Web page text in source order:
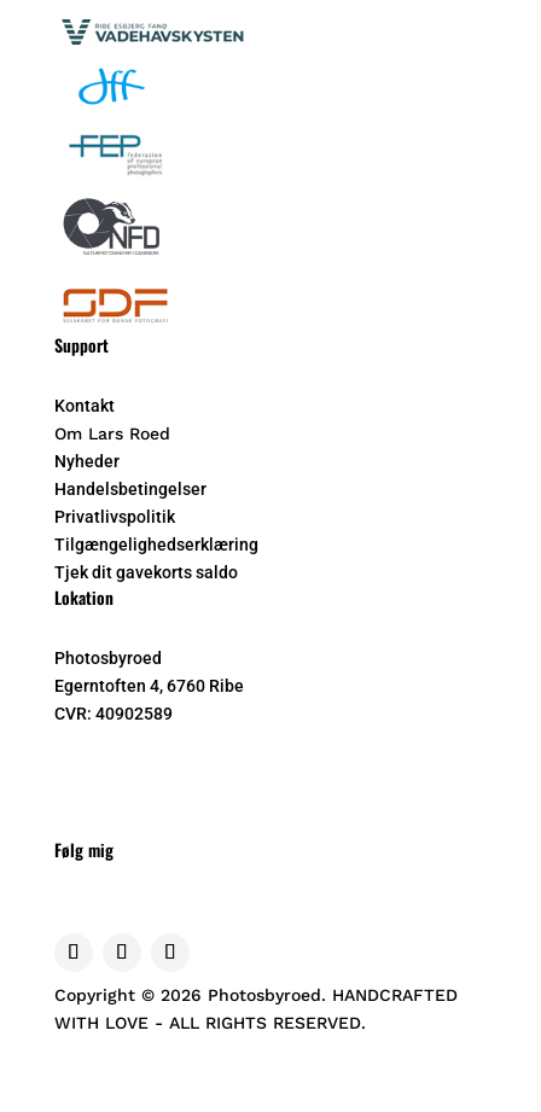
Support
Kontakt
Om Lars Roed
Nyheder
Handelsbetingelser
Privatlivspolitik
Tilgængelighedserklæring
Tjek dit gavekorts saldo
Lokation
Photosbyroed
Egerntoften 4, 6760 Ribe
CVR: 40902589
Følg mig
Copyright © 2026 Photosbyroed. HANDCRAFTED
WITH LOVE - ALL RIGHTS RESERVED.